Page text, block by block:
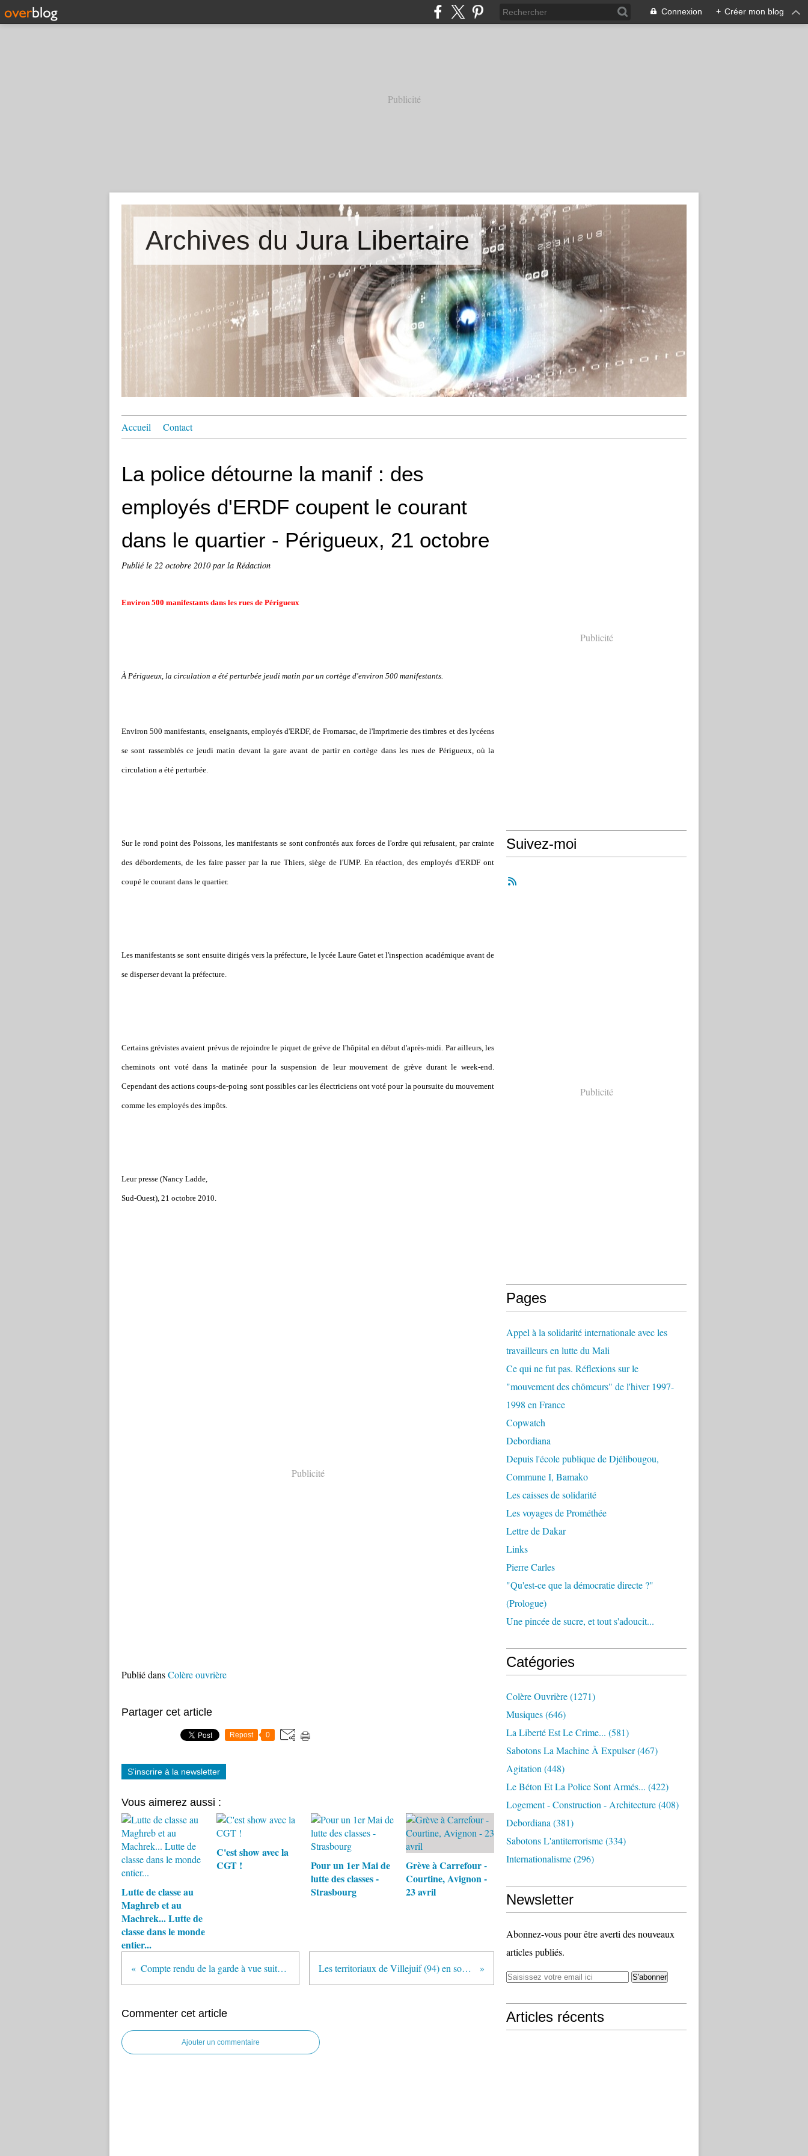
Connexion + Créer mon blog
Publicité
Archives du Jura Libertaire
Accueil Contact
La police détourne la manif : des
employés d'ERDF coupent le courant
dans le quartier - Périgueux, 21 octobre
Publié le 22 octobre 2010par la Rédaction
Environ 500 manifestants dans les rues de Périgueux
À Périgueux, la circulation a été perturbée jeudi matin par un cortège d'environ 500 manifestants.
Environ 500 manifestants, enseignants, employés d'ERDF, de Fromarsac, de l'Imprimerie des timbres et des lycéens
se sont rassemblés ce jeudi matin devant la gare avant de partir en cortège dans les rues de Périgueux, où la
circulation a été perturbée.
Sur le rond point des Poissons, les manifestants se sont confrontés aux forces de l'ordre qui refusaient, par crainte
des débordements, de les faire passer par la rue Thiers, siège de l'UMP. En réaction, des employés d'ERDF ont
coupé le courant dans le quartier.
Les manifestants se sont ensuite dirigés vers la préfecture, le lycée Laure Gatet et l'inspection académique avant de
se disperser devant la préfecture.
Certains grévistes avaient prévus de rejoindre le piquet de grève de l'hôpital en début d'après-midi. Par ailleurs, les
cheminots ont voté dans la matinée pour la suspension de leur mouvement de grève durant le week-end.
Cependant des actions coups-de-poing sont possibles car les électriciens ont voté pour la poursuite du mouvement
comme les employés des impôts.
Leur presse (Nancy Ladde,
Sud-Ouest), 21 octobre 2010.
Publicité
Publié dansColère ouvrière
Partager cet article
Repost 0
S'inscrire à la newsletter
Vous aimerez aussi :
Lutte de classe au
Maghreb et au
Machrek... Lutte de
classe dans le monde
entier...
C'est show avec la
CGT !
Pour un 1er Mai de
lutte des classes -
Strasbourg
Grève à Carrefour -
Courtine, Avignon -
23 avril
Compte rendu de la garde à vue suite aux arrestations de Bastille samedi dernier Les territoriaux de Villejuif (94) en soutien à la raffinerie de Grandpuis - 21 octobre
Commenter cet article
Ajouter un commentaire
Publicité
Suivez-moi
Publicité
Pages
Appel à la solidarité internationale avec les
travailleurs en lutte du Mali
Ce qui ne fut pas. Réflexions sur le
"mouvement des chômeurs" de l'hiver 1997-
1998 en France
Copwatch
Debordiana
Depuis l'école publique de Djélibougou,
Commune I, Bamako
Les caisses de solidarité
Les voyages de Prométhée
Lettre de Dakar
Links
Pierre Carles
"Qu'est-ce que la démocratie directe ?"
(Prologue)
Une pincée de sucre, et tout s'adoucit...
Catégories
Colère Ouvrière(1271)
Musiques(646)
La Liberté Est Le Crime... (581)
Sabotons La Machine À Expulser(467)
Agitation (448)
Le Béton Et La Police Sont Armés... (422)
Logement - Construction - Architecture(408)
Debordiana (381)
Sabotons L'antiterrorisme(334)
Internationalisme(296)
Newsletter
Abonnez-vous pour être averti des nouveaux
articles publiés.
Articles récents